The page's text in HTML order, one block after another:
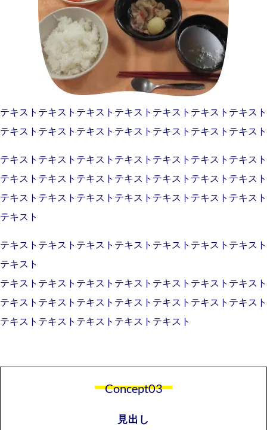
テキストテキストテキストテキストテキストテキストテキスト
テキストテキストテキストテキストテキストテキストテキスト
テキストテキストテキストテキストテキストテキストテキスト
テキストテキストテキストテキストテキストテキストテキスト
テキストテキストテキストテキストテキストテキストテキスト
テキスト
テキストテキストテキストテキストテキストテキストテキスト
テキスト
テキストテキストテキストテキストテキストテキストテキスト
テキストテキストテキストテキストテキストテキストテキスト
テキストテキストテキストテキストテキスト
Concept03
見出し